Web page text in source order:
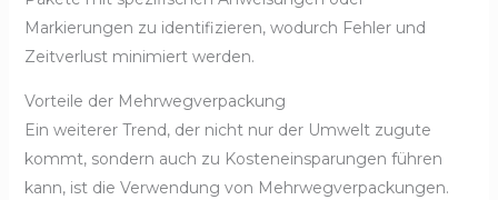
Markierungen zu identifizieren, wodurch Fehler und
Zeitverlust minimiert werden.
Vorteile der Mehrwegverpackung
Ein weiterer Trend, der nicht nur der Umwelt zugute
kommt, sondern auch zu Kosteneinsparungen führen
kann, ist die Verwendung von Mehrwegverpackungen.